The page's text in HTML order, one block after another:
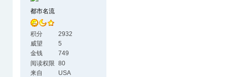
都市名流
积分
2932
威望
5
金钱
749
阅读权限 80
来自
USA